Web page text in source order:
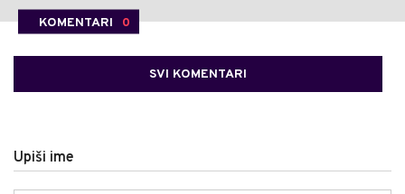
KOMENTARI 0
SVI KOMENTARI
Upiši ime